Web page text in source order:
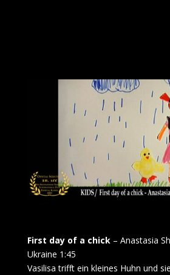
First day of a chick– Anastasia
Ukraine 1:45
Vasilisa trifft ein kleines Huhn und